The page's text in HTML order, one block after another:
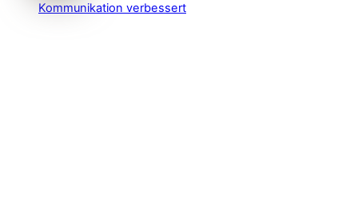
Kommunikation verbessert